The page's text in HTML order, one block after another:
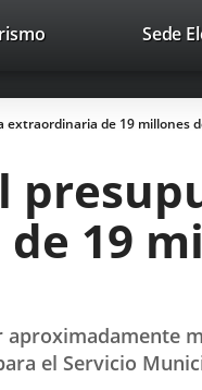
Trabaja con nosotros
This
open
in
up
window.
Sede
de 19 millones
19
el Servicio